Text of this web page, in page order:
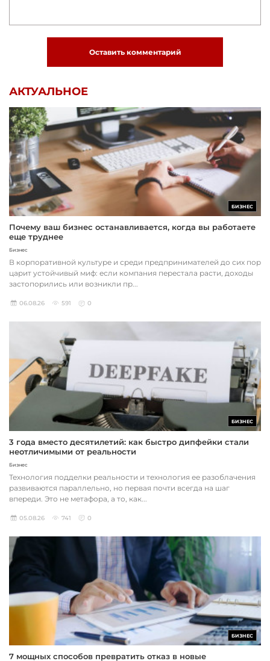
Оставить комментарий
АКТУАЛЬНОЕ
БИЗНЕС
Почему ваш бизнес останавливается, когда вы работаете
еще труднее
Бизнес
В корпоративной культуре и среди предпринимателей до сих пор
царит устойчивый миф: если компания перестала расти, доходы
застопорились или возникли пр...
06.08.26 591 0
БИЗНЕС
3 года вместо десятилетий: как быстро дипфейки стали
неотличимыми от реальности
Бизнес
Технология подделки реальности и технология ее разоблачения
развиваются параллельно, но первая почти всегда на шаг
впереди. Это не метафора, а то, как...
05.08.26 741 0
БИЗНЕС
7 мощных способов превратить отказ в новые